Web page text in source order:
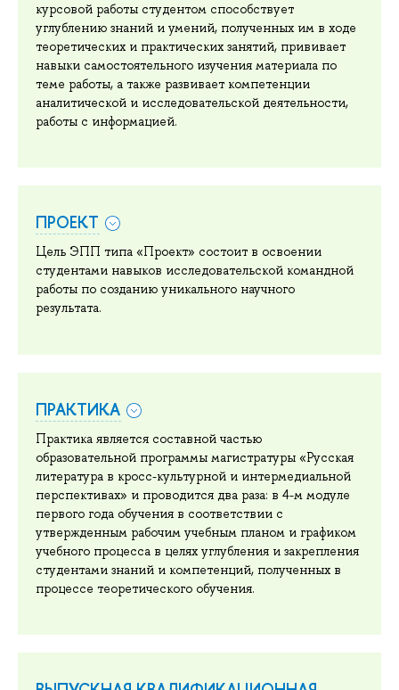
курсовой работы студентом способствует
углублению знаний и умений, полученных им в ходе
теоретических и практических занятий, прививает
навыки самостоятельного изучения материала по
теме работы, а также развивает компетенции
аналитической и исследовательской деятельности,
работы с информацией.
ПРОЕКТ
Цель ЭПП типа «Проект» состоит в освоении
студентами навыков исследовательской командной
работы по созданию уникального научного
результата.
ПРАКТИКА
Практика является составной частью
образовательной программы магистратуры «Русская
литература в кросс-культурной и интермедиальной
перспективах» и проводится два раза: в 4-м модуле
первого года обучения в соответствии с
утвержденным рабочим учебным планом и графиком
учебного процесса в целях углубления и закрепления
студентами знаний и компетенций, полученных в
процессе теоретического обучения.